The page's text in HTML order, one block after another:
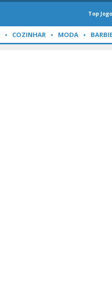
Top
COZINHAR MODA